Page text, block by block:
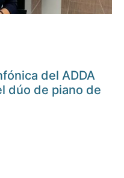
del ADDA
dúo de piano de